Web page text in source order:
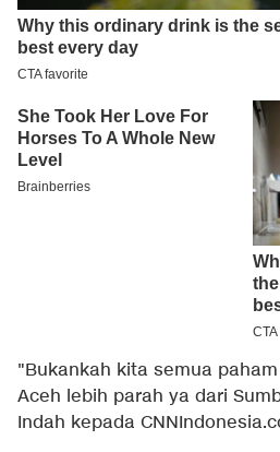
"Bukankah kita semua
Aceh lebih parah ya dari
Indah kepada